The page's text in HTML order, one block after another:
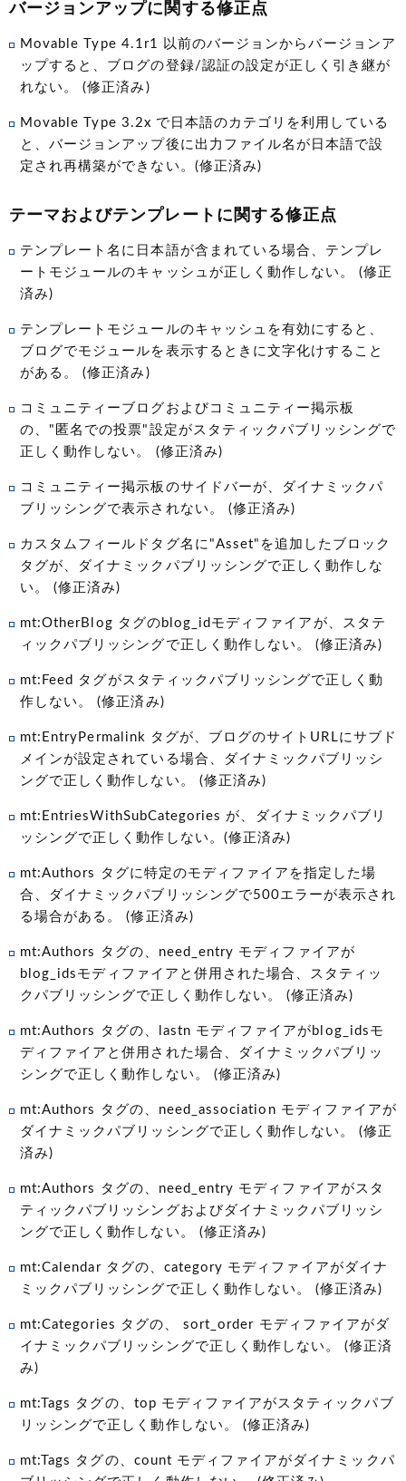
バージョンアップに関する修正点
Movable Type 4.1r1 以前のバージョンからバージョンア
ップすると、ブログの登録/認証の設定が正しく引き継が
れない。 (修正済み)
Movable Type 3.2x で日本語のカテゴリを利用している
と、バージョンアップ後に出力ファイル名が日本語で設
定され再構築ができない。(修正済み)
テーマおよびテンプレートに関する修正点
テンプレート名に日本語が含まれている場合、テンプレ
ートモジュールのキャッシュが正しく動作しない。 (修正
済み)
テンプレートモジュールのキャッシュを有効にすると、
ブログでモジュールを表示するときに文字化けすること
がある。 (修正済み)
コミュニティーブログおよびコミュニティー掲示板
の、"匿名での投票"設定がスタティックパブリッシングで
正しく動作しない。 (修正済み)
コミュニティー掲示板のサイドバーが、ダイナミックパ
ブリッシングで表示されない。 (修正済み)
カスタムフィールドタグ名に"Asset"を追加したブロック
タグが、ダイナミックパブリッシングで正しく動作しな
い。 (修正済み)
mt:OtherBlog タグのblog_idモディファイアが、スタテ
ィックパブリッシングで正しく動作しない。 (修正済み)
mt:Feed タグがスタティックパブリッシングで正しく動
作しない。 (修正済み)
mt:EntryPermalink タグが、ブログのサイトURLにサブド
メインが設定されている場合、ダイナミックパブリッシ
ングで正しく動作しない。 (修正済み)
mt:EntriesWithSubCategories が、ダイナミックパブリ
ッシングで正しく動作しない。(修正済み)
mt:Authors タグに特定のモディファイアを指定した場
合、ダイナミックパブリッシングで500エラーが表示され
る場合がある。 (修正済み)
mt:Authors タグの、need_entry モディファイアが
blog_idsモディファイアと併用された場合、スタティッ
クパブリッシングで正しく動作しない。 (修正済み)
mt:Authors タグの、lastn モディファイアがblog_idsモ
ディファイアと併用された場合、ダイナミックパブリッ
シングで正しく動作しない。 (修正済み)
mt:Authors タグの、need_association モディファイアが
ダイナミックパブリッシングで正しく動作しない。 (修正
済み)
mt:Authors タグの、need_entry モディファイアがスタ
ティックパブリッシングおよびダイナミックパブリッシ
ングで正しく動作しない。 (修正済み)
mt:Calendar タグの、category モディファイアがダイナ
ミックパブリッシングで正しく動作しない。 (修正済み)
mt:Categories タグの、 sort_order モディファイアがダ
イナミックパブリッシングで正しく動作しない。 (修正済
み)
mt:Tags タグの、top モディファイアがスタティックパブ
リッシングで正しく動作しない。 (修正済み)
mt:Tags タグの、count モディファイアがダイナミックパ